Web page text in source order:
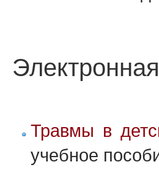
Травмы в
учебное